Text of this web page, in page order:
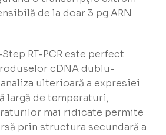
de la doar 3 pg ARN
RT-PCR este perfect
cDNA dublu-
ulterioară a expresiei
largă de temperaturi,
mai ridicate permite
prin structura secundară a